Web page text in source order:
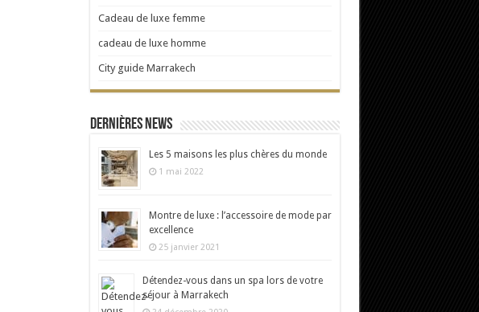
Cadeau de luxe femme
cadeau de luxe homme
City guide Marrakech
Dernières news
Les 5 maisons les plus chères du monde
1 mai 2022
Montre de luxe : l’accessoire de mode par
excellence
25 janvier 2021
Détendez-vous dans un spa lors de votre
séjour à Marrakech